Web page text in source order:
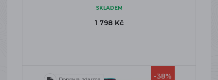
SKLADEM
1 798 Kč
-38%